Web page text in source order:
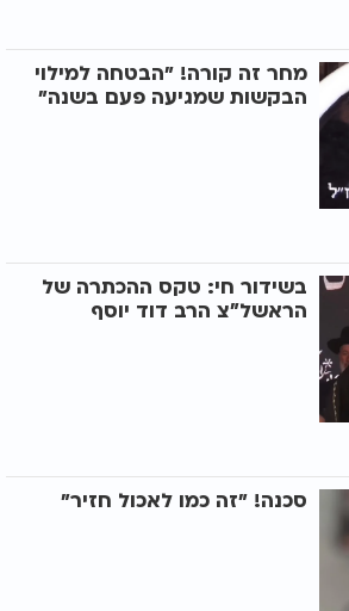
מחר זה קורה! "הבטחה למילוי
הבקשות שמגיעה פעם בשנה"
בשידור חי: טקס ההכתרה של
הראשל״צ הרב דוד יוסף
סכנה! "זה כמו לאכול חזיר"